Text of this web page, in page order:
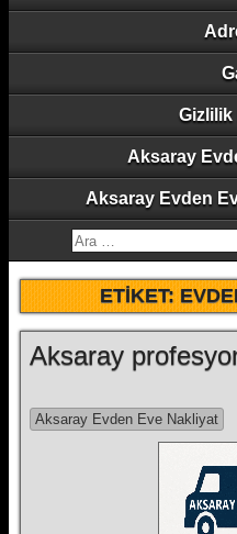
Gizlilik
Aksaray
Aksaray Evden
ETIKET:
Aksaray
Aksaray Evden Eve Nakliyat